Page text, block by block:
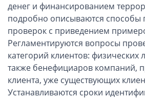
Оффшоры на Маршалловых Островах
Оффшоры в Панаме
Финансовая отчетность
Ликвидация зарубежных компаний
Открытие счёта
денег и финансированием
подробно описываются способы
проверок с приведением
Регламентируются вопросы
категорий клиентов: физических
также бенефициаров компаний,
клиента, уже существующих
Устанавливаются сроки